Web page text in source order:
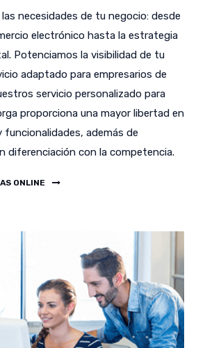
necesidades de tu negocio: desde
electrónico hasta la estrategia
Potenciamos la visibilidad de tu
adaptado para empresarios de
servicio personalizado para
proporciona una mayor libertad en
además de
diferenciación con la competencia.
ONLINE